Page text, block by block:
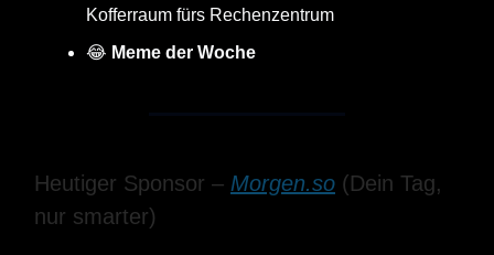
Kofferraum fürs Rechen­zentrum
😂 Meme der Woche
Heutiger Sponsor – Morgen.so (Dein Tag,
nur smarter)